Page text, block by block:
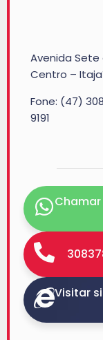
Avenida Sete
Centro –
Fone: (47)
9191
Visitar